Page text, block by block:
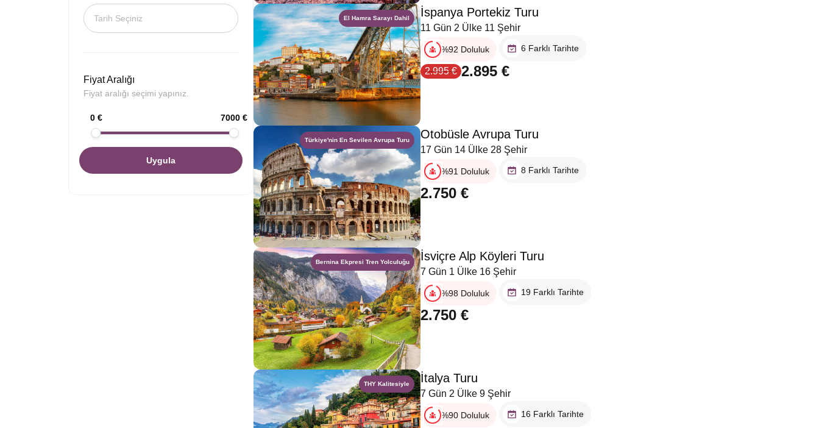
Fiyat Aralığı
Fiyat aralığı seçimi yapınız.
0 € 7000 €
Uygula
El Hamra Sarayı Dahil İspanya Portekiz Turu
11 Gün 2 Ülke 11 Şehir
%92 Doluluk 6 Farklı Tarihte
2.995 € 2.895 €
Türkiye'nin En Sevilen Avrupa Turu Otobüsle Avrupa Turu
17 Gün 14 Ülke 28 Şehir
%91 Doluluk 8 Farklı Tarihte
2.750 €
Bernina Ekpresi Tren Yolculuğu İsviçre Alp Köyleri Turu
7 Gün 1 Ülke 16 Şehir
%98 Doluluk 19 Farklı Tarihte
2.750 €
THY Kalitesiyle İtalya Turu
7 Gün 2 Ülke 9 Şehir
%90 Doluluk 16 Farklı Tarihte